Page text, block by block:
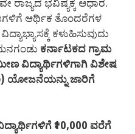
ರಾಜ್ಯದ ಭವಿಷ್ಯಕ್ಕೆ ಆಧಾರ.
ಆರ್ಥಿಕ ತೊಂದರೆಗಳ
ಕಳುಹಿಸುವುದು
ಕರ್ನಾಟಕದ ಗ್ರಾಮ
ವಿದ್ಯಾರ್ಥಿಗಳಿಗಾಗಿ ವಿಶೇಷ
ಯೋಜನೆಯನ್ನು ಜಾರಿಗೆ
₹10,000 ವರೆಗೆ